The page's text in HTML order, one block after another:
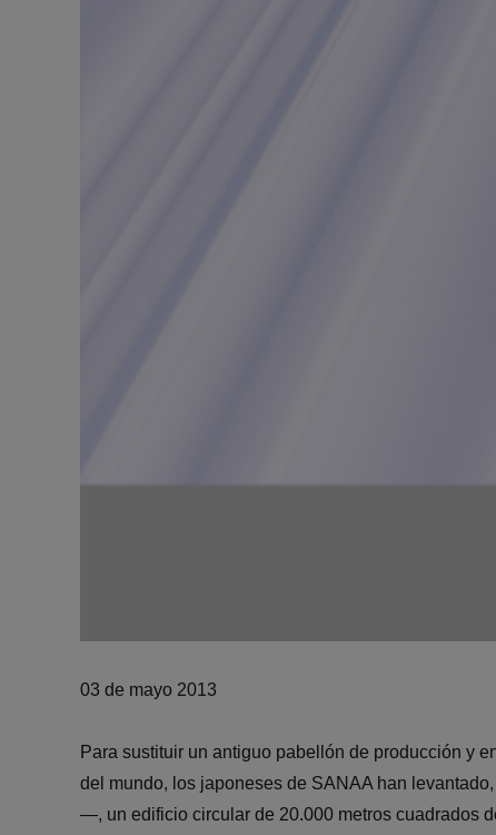
03 de mayo 2013
Para sustituir un antiguo pabellón de producción y
del mundo, los japoneses de SANAA han
—, un edificio circular de 20.000 metros cuadrados